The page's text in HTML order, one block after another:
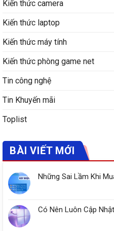
Kiến thức camera
Kiến thức laptop
Kiến thức máy tính
Kiến thức phòng game net
Tin công nghệ
Tin Khuyến mãi
Toplist
BÀI VIẾT MỚI
Những Sai Lầm Khi
Có Nên Luôn Cập